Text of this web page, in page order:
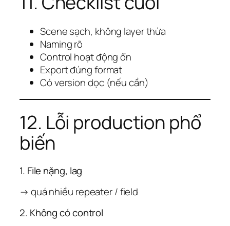
Scene sạch, không layer thừa
Naming rõ
Control hoạt động ổn
Export đúng format
Có version dọc (nếu cần)
12. Lỗi production phổ
biến
1. File nặng, lag
→ quá nhiều repeater / field
2. Không có control